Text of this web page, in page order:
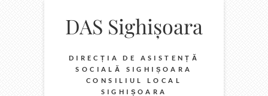
contentDAS Sighișoara
DIRECȚIA DE ASISTENȚĂ
SOCIALĂ SIGHIȘOARA
CONSILIUL LOCAL
SIGHIȘOARA